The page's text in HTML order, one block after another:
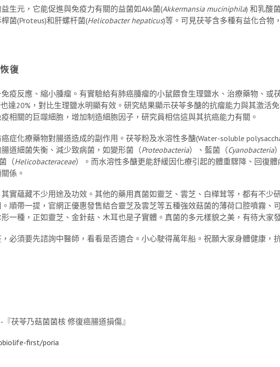
生元，它能促進與免疫力有關的益菌如Akk菌(Akkermansia muciniphila) 和乳酸
菌(Proteus)和肝螺杆菌(Helicobacter hepaticus)等。可見茯苓含多種有益化合物
復
疫反應、縮小腫瘤。有實驗給有肺癌腫瘤的小鼠餵食生理鹽水、治療藥物、或
達20%，對比生理鹽水明顯有效。研究結果顯示茯苓多醣的抗瘤能力與其激活
相關的巨噬細胞，增加制造細胞因子，研究員相信這與其抗癌能力有關。
症化療藥物對腸道造成的副作用。茯苓粉及水溶性多醣(Water-soluble
道細菌失衡、減少致病菌，如變形菌（Proteobacteria）、藍菌（Cyanobacteria
（Helicobacteraceae）。而水溶性多醣更能舒緩因化療引起的體重驟降、回復體
係。
實蘊藏不少用途及功效。其他的藥用真菌如靈芝、雲芝、白樺茸等，都有不少
順帶一提，官網正優惠發售結合靈芝及雲芝等五種強效菇菌的薄荷口腔噴霧、
一種，正如靈芝、金針菇、木耳也是子實體。真菌的多元樣貌之美，有待大家
必須要先諮詢中醫師，看看是否適合。小心駛得萬年船。祝願大家身體健康，
茯苓乃菇菌菌核 修復癌腸道損傷』
first/poria